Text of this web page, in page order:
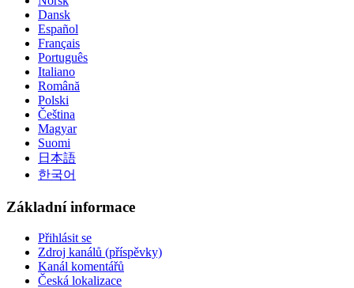
Dansk
Español
Français
Português
Italiano
Română
Polski
Čeština
Magyar
Suomi
日本語
한국어
Základní informace
Přihlásit se
Zdroj kanálů (příspěvky)
Kanál komentářů
Česká lokalizace